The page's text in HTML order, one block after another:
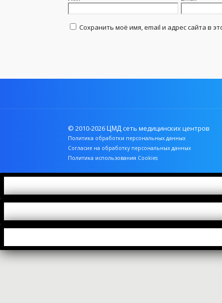
Сохранить моё имя, email и адрес сайта в
© 2010-2026 ЦМД сеть медицинских центров
Политика обработки персональных данных
Согласие на обработку персональных данных
Политика использования Cookies